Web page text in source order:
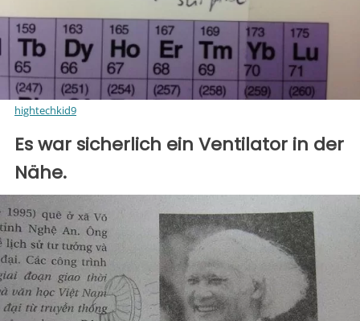
hightechkid9
Es war sicherlich ein Ventilator in der
Nähe.